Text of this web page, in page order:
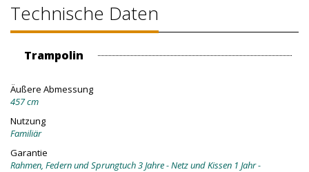
Technische Daten
Trampolin
Äußere Abmessung
457 cm
Nutzung
Familiär
Garantie
Rahmen, Federn und Sprungtuch 3 Jahre - Netz und Kissen 1 Jahr -